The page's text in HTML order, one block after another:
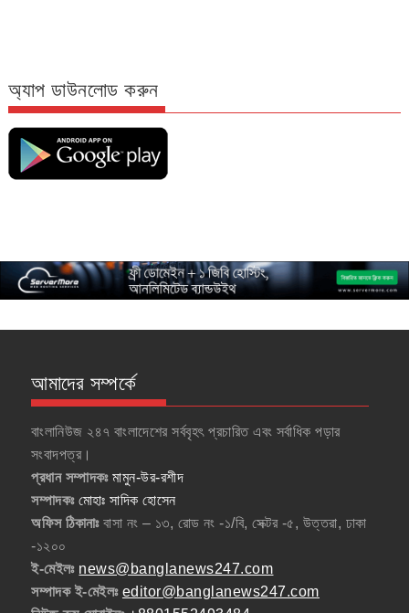
অ্যাপ ডাউনলোড করুন
আমাদের সম্পর্কে
বাংলানিউজ ২৪৭ বাংলাদেশের সর্ববৃহৎ প্রচারিত এবং সর্বাধিক পড়ার
সংবাদপত্র।
প্রধান সম্পাদকঃমামুন-উর-রশীদ
সম্পাদকঃ মোহাঃ সাদিক হোসেন
অফিস ঠিকানাঃবাসা নং – ১৩, রোড নং -১/বি, সেক্টর -৫, উত্তরা, ঢাকা
-১২০০
ই-মেইলঃ news@banglanews247.com
সম্পাদক ই-মেইলঃ editor@banglanews247.com